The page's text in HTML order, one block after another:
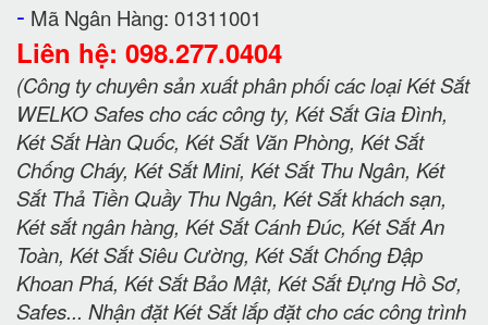
- Mã Ngân Hàng: 01311001
Liên hệ: 098.277.0404
(Công ty chuyên sản xuất phân phối các loại Két Sắt
WELKO Safes cho các công ty, Két Sắt Gia Đình,
Két Sắt Hàn Quốc, Két Sắt Văn Phòng, Két Sắt
Chống Cháy, Két Sắt Mini, Két Sắt Thu Ngân, Két
Sắt Thả Tiền Quầy Thu Ngân, Két Sắt khách sạn,
Két sắt ngân hàng, Két Sắt Cánh Đúc, Két Sắt An
Toàn, Két Sắt Siêu Cường, Két Sắt Chống Đập
Khoan Phá, Két Sắt Bảo Mật, Két Sắt Đựng Hồ Sơ,
Safes... Nhận đặt Két Sắt lắp đặt cho các công trình